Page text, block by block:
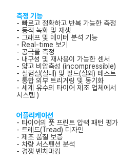
측정 기능
- 빠르고 정확하고 반복 가능한 측정
- 동적 녹화 및 재생
- 그래프 및 데이터 분석 기능
- Real-time 보기
- 공극률 측정
- 내구성 및 재사용이 가능한 센서
- 얇고 비압축성 (incompressible)
- 실험실(실내) 및 필드(실외) 테스트
- 통합 외부 트리거링 및 동기화
- 세계 유수의 타이어 제조 업체에
시스템 )
어플리케이션
- 타이어의 풋 프린트 압력 패턴 평가
- 트레드(Tread) 디자인
- 제조 품질 보증
- 차량 서스펜션 분석
- 경쟁 벤치마킹